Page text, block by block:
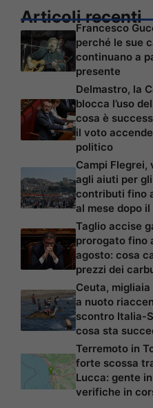
Articoli recenti
Francesco
perché le sue
continuano a
presente
Delmastro, la
blocca l’uso
cosa è
il voto
politico
Campi Flegrei,
agli aiuti per
contributi fino
al mese dopo il
Taglio accise
prorogato fino
agosto: cosa
prezzi dei
Ceuta,
a nuoto
scontro Italia-
cosa sta
Terremoto in
forte scossa
Lucca: gente
verifiche in